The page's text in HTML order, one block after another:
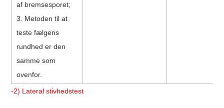
af ​​bremsesporet;
3. Metoden til at
teste fælgens
rundhed er den
samme som
ovenfor.
-2) Lateral stivhedstest